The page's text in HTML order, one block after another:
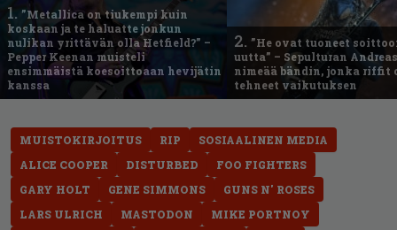
1. ”Metallica on tiukempi kuin
koskaan ja te haluatte jonkun
nulikan yrittävän olla Hetfield?” –
Pepper Keenan muisteli
ensimmäistä koesoittoaan hevijätin
kanssa
2. ”He ovat tuoneet
uutta” – Sepulturan
nimeää bändin, jonka riffit
tehneet vaikutuksen
MUISTOKIRJOITUS RIP
SOSIAALINEN MEDIA
ALICE COOPER
DISTURBED
FOO FIGHTERS
GARY HOLT
GENE SIMMONS
GUNS N' ROSES
LARS ULRICH
MASTODON
MIKE PORTNOY